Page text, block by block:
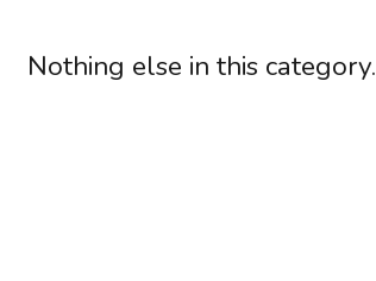
Nothing else in this category.